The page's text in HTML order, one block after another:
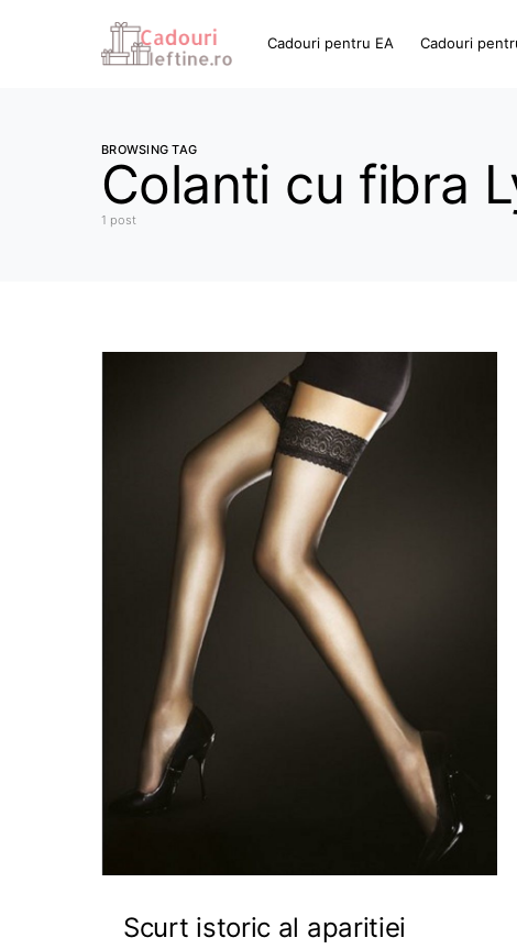
Cadouri pentru EA Cadouri
BROWSING TAG
Colanti cu fibra
1 post
Scurt istoric al aparitiei